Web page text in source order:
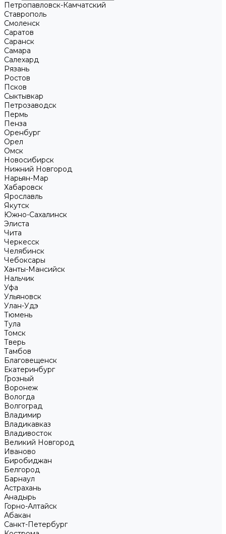
Петропавловск-Камчатский
Ставрополь
Смоленск
Саратов
Саранск
Самара
Салехард
Рязань
Ростов
Псков
Сыктывкар
Петрозаводск
Пермь
Пенза
Оренбург
Орел
Омск
Новосибирск
Нижний Новгород
Нарьян-Мар
Хабаровск
Ярославль
Якутск
Южно-Сахалинск
Элиста
Чита
Черкесск
Челябинск
Чебоксары
Ханты-Мансийск
Нальчик
Уфа
Ульяновск
Улан-Удэ
Тюмень
Тула
Томск
Тверь
Тамбов
Благовещенск
Екатеринбург
Грозный
Воронеж
Вологда
Волгоград
Владимир
Владикавказ
Владивосток
Великий Новгород
Иваново
Биробиджан
Белгород
Барнаул
Астрахань
Анадырь
Горно-Алтайск
Абакан
Санкт-Петербург